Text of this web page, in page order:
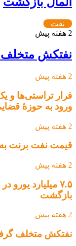
نفت
2 هفته پیش
نفتکش متخلف
2 هفته پیش
فرار تراستی‌ها و
ورود به حوزۀ
2 هفته پیش
قیمت نفت برنت به ۹۰ دلار سقوط کرد
2 هفته پیش
۷.۵ میلیارد
بازگشت
2 هفته پیش
نفتکش متخلف